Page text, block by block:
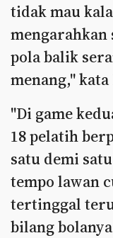
tidak mau
mengarahkan
pola balik
menang,"
"Di game
18 pelatih
satu demi
tempo lawan
tertinggal
bilang